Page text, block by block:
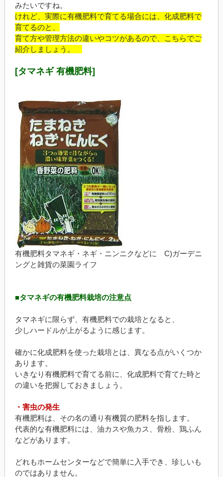
みたいですね。
けれど、実際に有機肥料で育てる場合には、化成肥料で
育てるのと、
育て方や管理方法の違いやコツがあるので、こちらでご
紹介しましょう。
[タマネギ 有機肥料]
有機肥料タマネギ・ネギ・ニンニクなどに C)ガーデニ
ングと雑貨の菜園ライフ
■タマネギの有機肥料栽培の注意点
タマネギに限らず、有機肥料での栽培となると、
少しハードルが上がるように感じます。
確かに化成肥料を使った栽培とは、異なる点がいくつか
あります。
いきなり有機肥料で育てる前に、化成肥料で育てた時と
の違いを把握しておきましょう。
・害虫の発生
有機肥料は、その名の通り有機質の肥料を指します。
代表的な有機肥料には、油カスや魚カス、骨粉、鶏ふん
などがあります。
どれもホームセンターなどで簡単に入手でき、珍しいも
のではありません。